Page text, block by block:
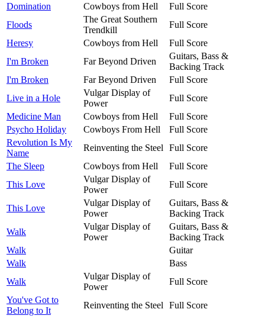
Domination
Cowboys from Hell
Full Score
Floods
The Great Southern
Trendkill
Full Score
Heresy
Cowboys from Hell
Full Score
I'm Broken
Far Beyond Driven
Guitars, Bass &
Backing Track
I'm Broken
Far Beyond Driven
Full Score
Live in a Hole
Vulgar Display of
Power
Full Score
Medicine Man
Cowboys from Hell
Full Score
Psycho Holiday
Cowboys From Hell
Full Score
Revolution Is My
Name
Reinventing the Steel
Full Score
The Sleep
Cowboys from Hell
Full Score
This Love
Vulgar Display of
Power
Full Score
This Love
Vulgar Display of
Power
Guitars, Bass &
Backing Track
Walk
Vulgar Display of
Power
Guitars, Bass &
Backing Track
Walk
Guitar
Walk
Bass
Walk
Vulgar Display of
Power
Full Score
You've Got to
Belong to It
Reinventing the Steel Full Score